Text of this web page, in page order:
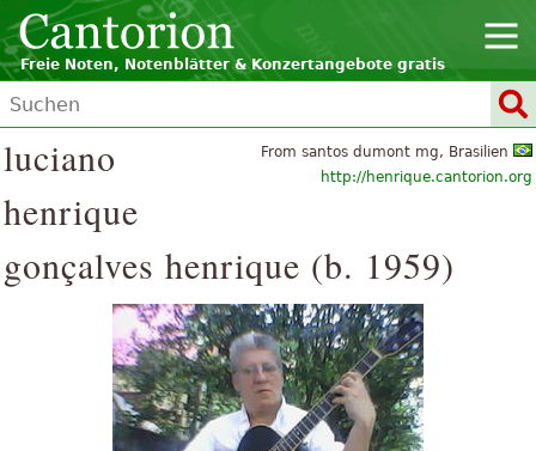
Freie Noten, Notenblätter & Konzertangebote gratis
From santos dumont mg, Brasilien
http://henrique.cantorion.org
luciano
henrique
gonçalves henrique (b. 1959)